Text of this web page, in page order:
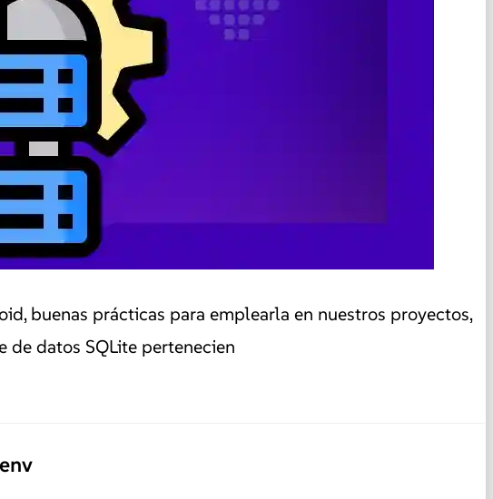
buenas prácticas para emplearla en nuestros proyectos,
de datos SQLite pertenecien